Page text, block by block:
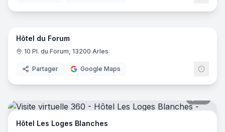
16
Hôtel du Forum
10 Pl. du Forum, 13200 Arles
Partager Google Maps
Hôtel Les Loges Blanches